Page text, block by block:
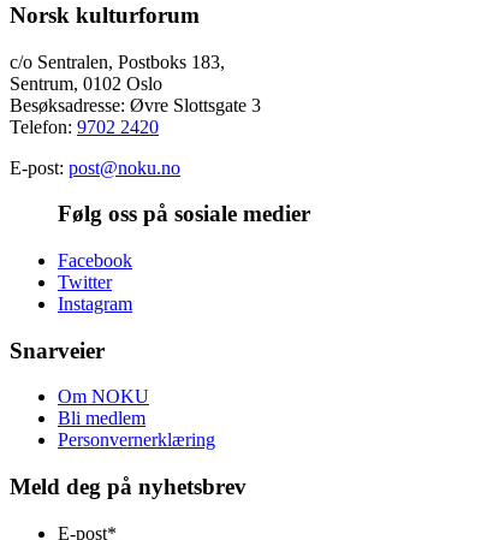
Norsk kulturforum
c/o Sentralen, Postboks 183,
Sentrum, 0102 Oslo
Besøksadresse: Øvre Slottsgate 3
Telefon: 9702 2420
E-post: post@noku.no
Følg oss på sosiale medier
Facebook
Twitter
Instagram
Snarveier
Om NOKU
Bli medlem
Personvernerklæring
Meld deg på nyhetsbrev
E-post*